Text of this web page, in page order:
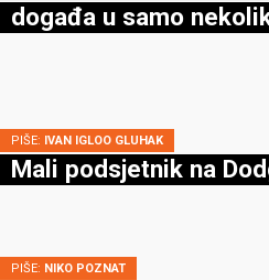
događa u samo
PIŠE: IVAN IGLOO GLUHAK
Mali podsjetnik na
PIŠE: NIKO POZNAT